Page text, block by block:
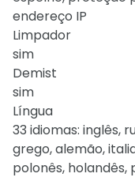
endereço IP
Limpador
sim
Demist
sim
Língua
33 idiomas: inglês,
grego, alemão,
polonês, holandês,